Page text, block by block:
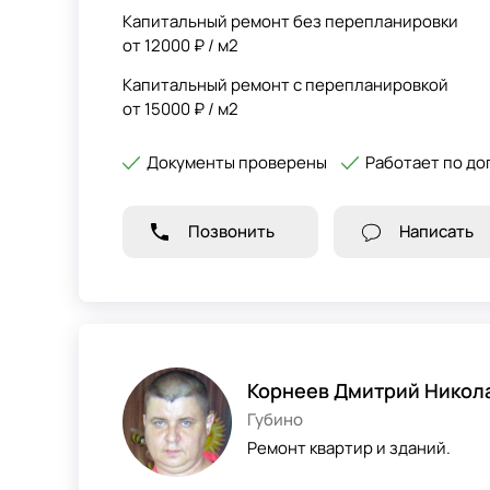
Капитальный ремонт без перепланировки
от 12000 ₽ / м2
Капитальный ремонт с перепланировкой
от 15000 ₽ / м2
Документы проверены Работает по
Позвонить Написать
Корнеев Дмитрий
Губино
Ремонт квартир и зданий.